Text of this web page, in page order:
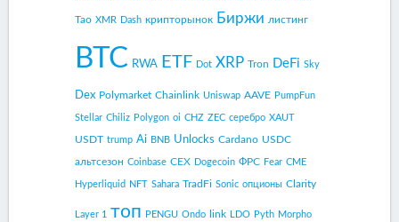
Tao XMR Dash крипторынок Биржи листинг
BTC RWA ETF Dot XRP Tron DeFi Sky
Dex Polymarket Chainlink Uniswap AAVE PumpFun
Stellar Chiliz Polygon oi CHZ ZEC серебро XAUT
USDT trump Ai BNB Unlocks Cardano USDC
альтсезон Coinbase CEX Dogecoin ФРС Fear CME
Hyperliquid NFT Sahara TradFi Sonic опционы Clarity
Layer 1 топ PENGU Ondo link LDO Pyth Morpho